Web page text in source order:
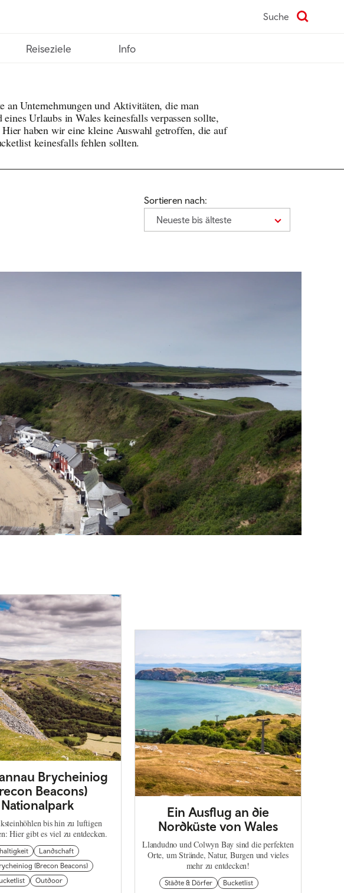
Suche
Reiseziele Info
an Unternehmungen und Aktivitäten, die man
eines Urlaubs in Wales keinesfalls verpassen sollte,
haben wir eine kleine Auswahl getroffen, die auf
keinesfalls fehlen sollten.
Sortieren nach:
Neueste bis älteste
Brycheiniog
Beacons)
Nationalpark
bis hin zu luftigen
Hier gibt es viel zu entdecken.
Landschaft
(Brecon Beacons)
Outdoor
Ein Ausflug an die
Nordküste von Wales
Llandudno und Colwyn Bay sind die perfekten
Orte, um Strände, Natur, Burgen und vieles
mehr zu entdecken!
Städte & Dörfer Bucketlist